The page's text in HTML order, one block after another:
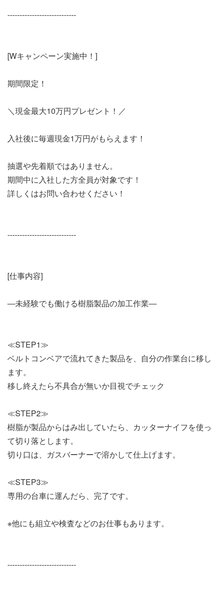
----------------------------
[Wキャンペーン実施中！]
期間限定！
＼現金最大10万円プレゼント！／
入社後に毎週現金1万円がもらえます！
抽選や先着順ではありません。
期間中に入社した方全員が対象です！
詳しくはお問い合わせください！
----------------------------
[仕事内容]
―未経験でも働ける樹脂製品の加工作業―
≪STEP1≫
ベルトコンベアで流れてきた製品を、自分の作業台に移し
ます。
移し終えたら不具合が無いか目視でチェック
≪STEP2≫
樹脂が製品からはみ出していたら、カッターナイフを使っ
て切り落とします。
切り口は、ガスバーナーで溶かして仕上げます。
≪STEP3≫
専用の台車に運んだら、完了です。
※他にも組立や検査などのお仕事もあります。
----------------------------